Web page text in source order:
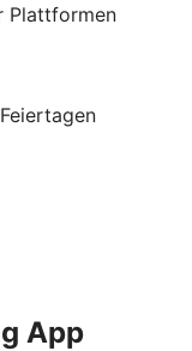
Plattformen
App